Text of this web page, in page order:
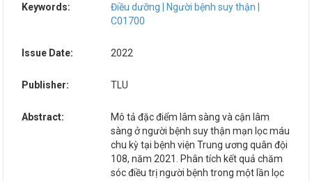
Keywords:
Điều dưỡng | Người bệnh suy thận |
C01700
Issue Date: 2022
Publisher: TLU
Abstract:
Mô tả đặc điểm lâm sàng và cận lâm
sàng ở người bệnh suy thận mạn lọc máu
chu kỳ tại bệnh viện Trung ương quân đội
108, năm 2021. Phân tích kết quả chăm
sóc điều trị người bệnh trong một lần lọc